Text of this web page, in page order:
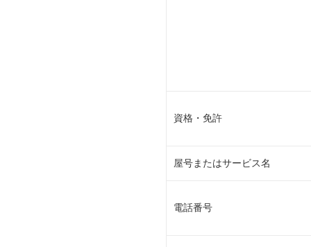
資格・免許
屋号またはサービス名
電話番号